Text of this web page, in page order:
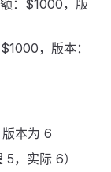
：$1000，版
，版本：
本为 6
，实际 6）